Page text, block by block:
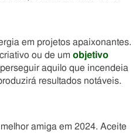
em projetos apaixonantes.
ou de um objetivo
aquilo que incendeia
resultados notáveis.
amiga em 2024. Aceite